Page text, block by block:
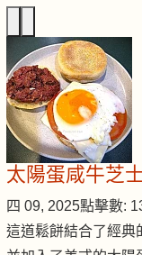
太陽蛋咸牛芝
四 09, 2025點擊數:
這道鬆餅結合了經